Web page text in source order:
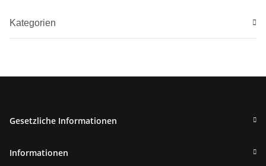
Kategorien
Gesetzliche Informationen
Informationen